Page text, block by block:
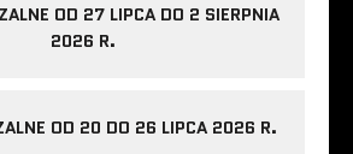
OD 27 LIPCA DO 2 SIERPNIA
2026 R.
OD 20 DO 26 LIPCA 2026 R.